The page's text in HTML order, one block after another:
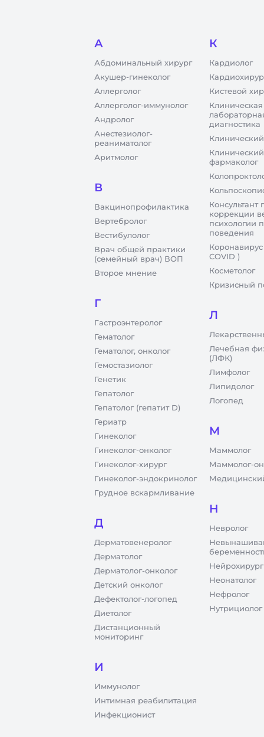
А
Абдоминальный хирург
Акушер-гинеколог
Аллерголог
Аллерголог-иммунолог
Андролог
Анестезиолог-
реаниматолог
Аритмолог
В
Вакцинопрофилактика
Вертебролог
Вестибулолог
Врач общей практики
(семейный врач) ВОП
Второе мнение
Г
Гастроэнтеролог
Гематолог
Гематолог, онколог
Гемостазиолог
Генетик
Гепатолог
Гепатолог (гепатит D)
Гериатр
Гинеколог
Гинеколог-онколог
Гинеколог-хирург
Гинеколог-эндокринолог
Грудное вскармливание
Д
Дерматовенеролог
Дерматолог
Дерматолог-онколог
Детский онколог
Дефектолог-логопед
Диетолог
Дистанционный
мониторинг
И
Иммунолог
Интимная реабилитация
Инфекционист
К
Кардиолог
Кистевой
Клиническая
диагностика
Клинический
фармаколог
Консультант
коррекции
психологии
поведения
COVID )
Косметолог
Кризисный
Л
Лечебная
(ЛФК)
Лимфолог
Липидолог
Логопед
М
Маммолог
Маммолог-
Н
Невролог
Нейрохирург
Неонатолог
Нефролог
Нутрициолог